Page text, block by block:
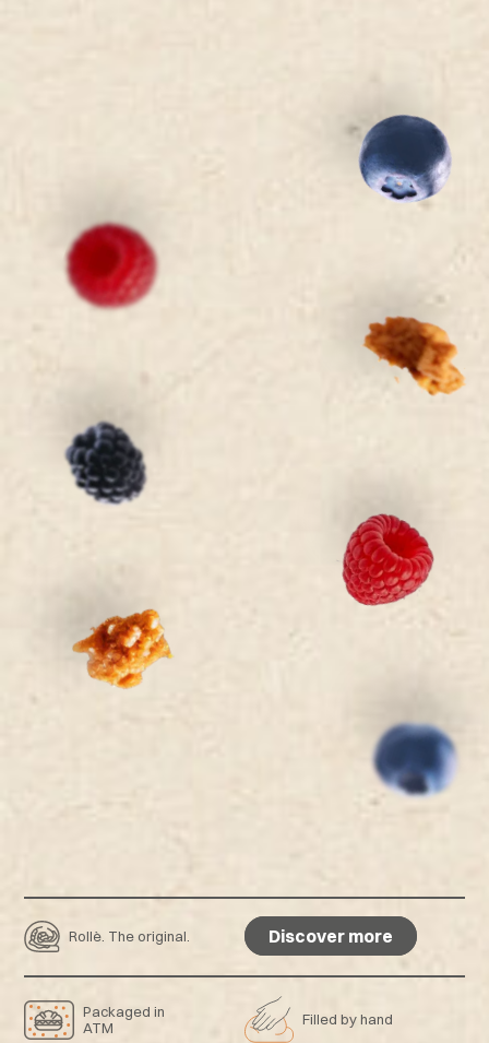
Rollè. The original. Discover more
Packaged in
ATM
Filled by hand